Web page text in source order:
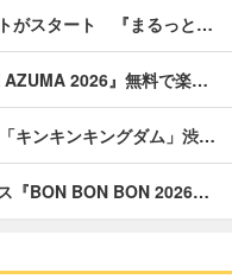
がスタート 『まるっと…
AZUMA 2026』無料で楽…
キンキンキングダム」渋…
『BON BON BON 2026…